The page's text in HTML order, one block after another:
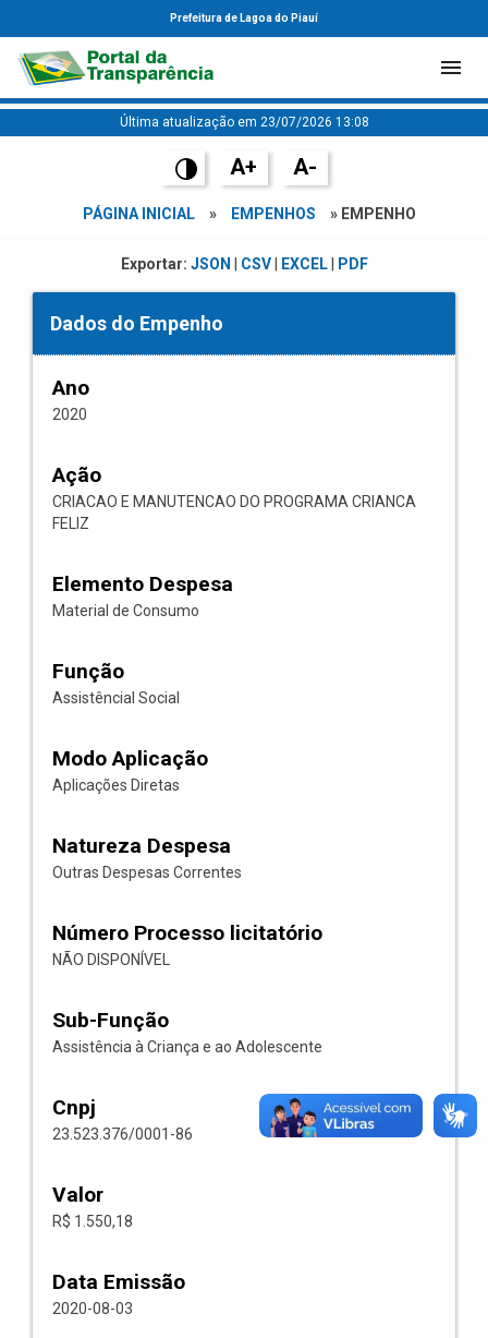
Prefeitura de Lagoa do Piauí
Última atualização em 23/07/2026 13:08
A+ A-
PÁGINA INICIAL » EMPENHOS » EMPENHO
Exportar: JSON CSV| EXCEL| PDF
Dados do Empenho
Ano
2020
Ação
CRIACAO E MANUTENCAO DO PROGRAMA CRIANCA
FELIZ
Elemento Despesa
Material de Consumo
Função
Assistêncial Social
Modo Aplicação
Aplicações Diretas
Natureza Despesa
Outras Despesas Correntes
Número Processo licitatório
NÃO DISPONÍVEL
Sub-Função
Assistência à Criança e ao Adolescente
Cnpj
23.523.376/0001-86
Valor
R$ 1.550,18
Data Emissão
2020-08-03